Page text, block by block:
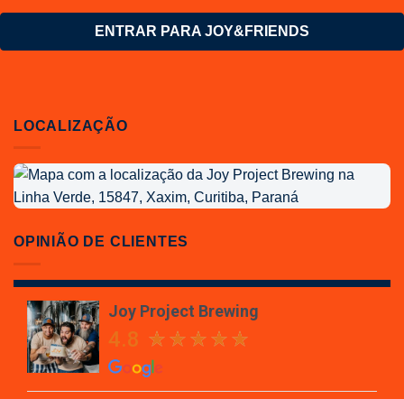
ENTRAR PARA JOY&FRIENDS
LOCALIZAÇÃO
Localização
da
Project
Brewing
OPINIÃO DE CLIENTES
Joy Project Brewing
4.8